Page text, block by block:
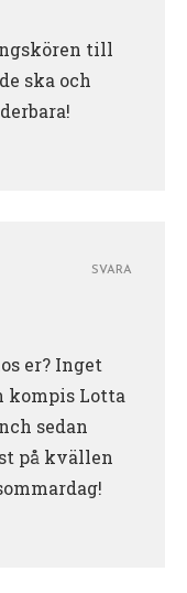
till
ska och
er? Inget
kompis Lotta
sedan
på kvällen
SVARA